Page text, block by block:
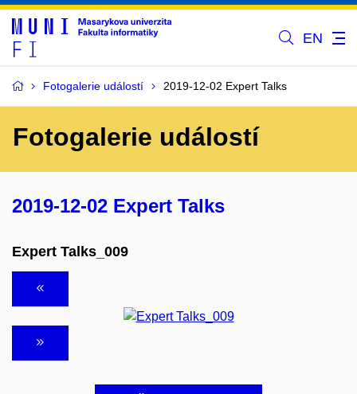
EN
Fotogalerie událostí 2019-12-02 Expert Talks
Fotogalerie událostí
2019-12-02 Expert Talks
Expert Talks_009